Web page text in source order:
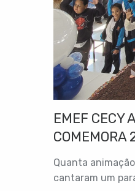
EMEF CECY
COMEMORA
Quanta
cantaram um